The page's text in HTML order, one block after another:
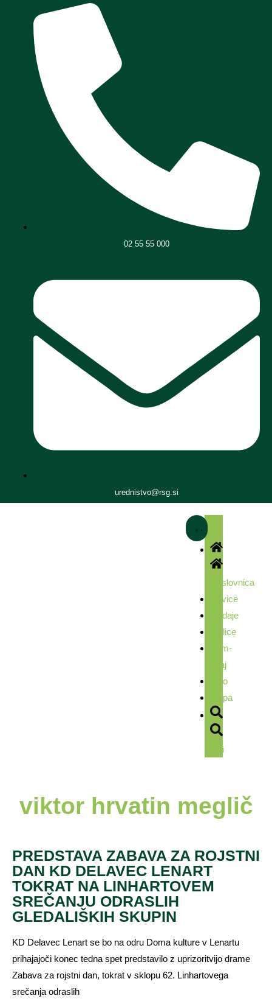
02 55 55 000
urednistvo@rsg.si
Naslovnica
Novice
Oddaje
Malice
Kam-
kdaj
Foto
Ekipa
Išči
viktor hrvatin meglič
PREDSTAVA ZABAVA ZA ROJSTNI
DAN KD DELAVEC LENART
TOKRAT NA LINHARTOVEM
SREČANJU ODRASLIH
GLEDALIŠKIH SKUPIN
KD Delavec Lenart se bo na odru Doma kulture v Lenartu
prihajajoči konec tedna spet predstavilo z uprizoritvijo drame
Zabava za rojstni dan, tokrat v sklopu 62. Linhartovega
srečanja odraslih